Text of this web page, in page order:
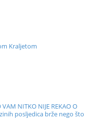
Kraljetom
NITKO NIJE REKAO O
posljedica brže nego što